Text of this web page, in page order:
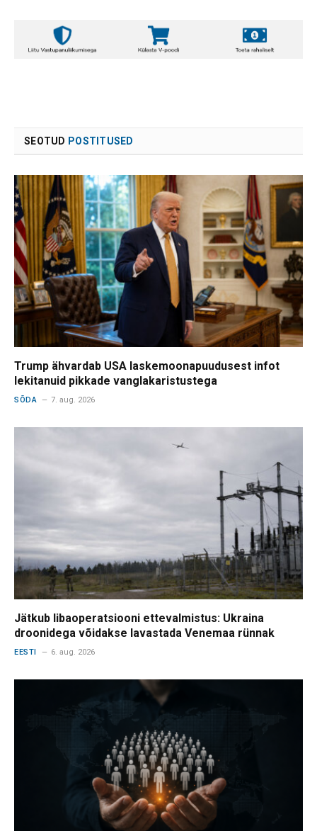
SEOTUD POSTITUSED
Trump ähvardab USA laskemoonapuudusest infot
lekitanuid pikkade vanglakaristustega
SÕDA 7. aug. 2026
Jätkub libaoperatsiooni ettevalmistus: Ukraina
droonidega võidakse lavastada Venemaa rünnak
EESTI 6. aug. 2026